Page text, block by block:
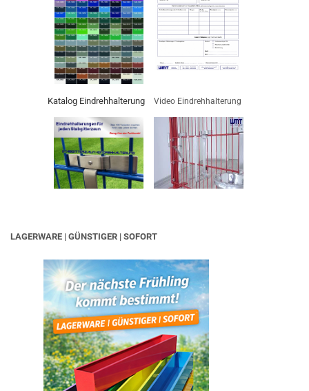
Katalog Eindrehhalterung Video Eindrehhalterung
LAGERWARE | GÜNSTIGER | SOFORT